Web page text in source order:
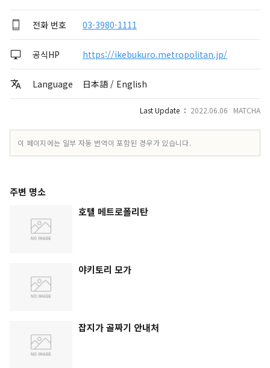
전화 번호 03-3980-1111
공식HP https://ikebukuro.metropolitan.jp/
Language 日本語 / English
Last Update ： 2022.06.06 MATCHA
이 페이지에는 일부 자동 번역이 포함된 경우가 있습니다.
주변 명소
호텔 메트로폴리탄
야키토리 모가
잡지가 골짜기 안내처